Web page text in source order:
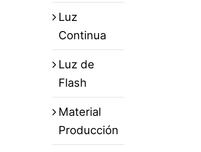
Luz
Continua
Luz de
Flash
Material
Producción